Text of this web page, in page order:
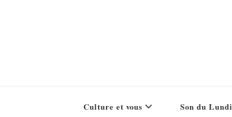
Culture et vous Son du Lundi